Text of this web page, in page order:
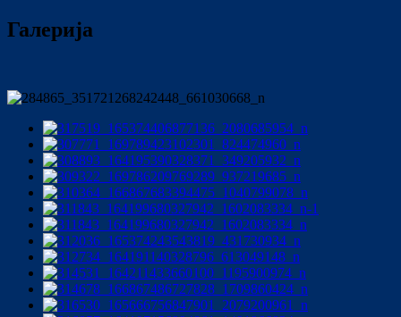
Галерија